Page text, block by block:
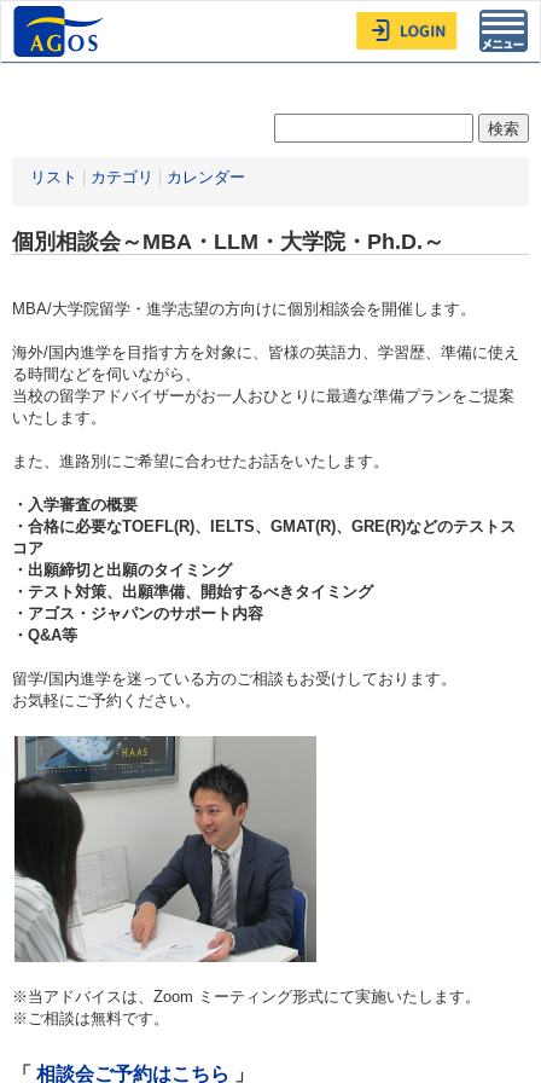
リスト カテゴリ カレンダー
個別相談会～MBA・LLM・大学院・Ph.D.～
MBA/大学院留学・進学志望の方向けに個別相談会を開催します。
海外/国内進学を目指す方を対象に、皆様の英語力、学習歴、準備に使え
る時間などを伺いながら、
当校の留学アドバイザーがお一人おひとりに最適な準備プランをご提案
いたします。
また、進路別にご希望に合わせたお話をいたします。
・入学審査の概要
・合格に必要なTOEFL(R)、IELTS、GMAT(R)、GRE(R)などのテストス
コア
・出願締切と出願のタイミング
・テスト対策、出願準備、開始するべきタイミング
・アゴス・ジャパンのサポート内容
・Q&A等
留学/国内進学を迷っている方のご相談もお受けしております。
お気軽にご予約ください。
※当アドバイスは、Zoom ミーティング形式にて実施いたします。
※ご相談は無料です。
相談会ご予約はこちら